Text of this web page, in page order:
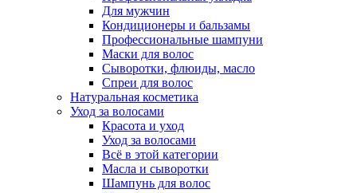
Для мужчин
Кондиционеры и бальзамы
Профессиональные шампуни
Маски для волос
Сыворотки, флюиды, масло
Спреи для волос
Натуральная косметика
Уход за волосами
Красота и уход
Уход за волосами
Всё в этой категории
Масла и сыворотки
Шампунь для волос